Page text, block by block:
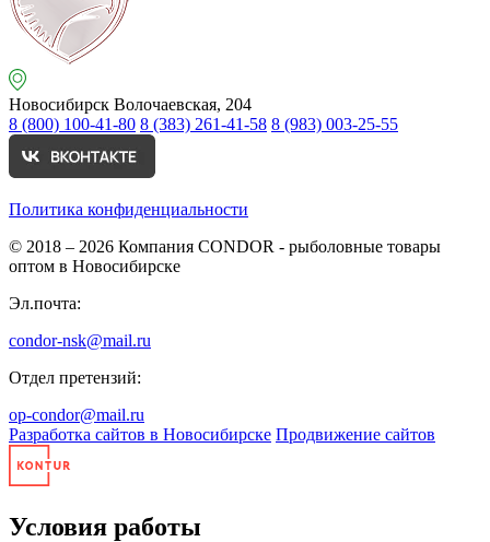
Новосибирск Волочаевская, 204
8 (800) 100-41-80 8 (383) 261-41-58 8 (983) 003-25-55
Политика конфиденциальности
© 2018 – 2026 Компания CONDOR - рыболовные товары
оптом в Новосибирске
Эл.почта:
condor-nsk@mail.ru
Отдел претензий:
op-condor@mail.ru
Разработка сайтов в Новосибирске Продвижение сайтов
Условия работы